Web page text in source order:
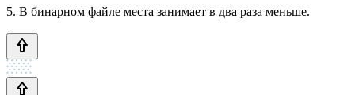
5. В бинарном файле места занимает в два раза меньше.